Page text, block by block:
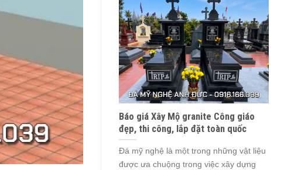
Báo giá Xây Mộ granite Công giáo
đẹp, thi công, lắp đặt toàn quốc
Đá mỹ nghệ là một trong những vật liệu
được ưa chuộng trong việc xây dựng